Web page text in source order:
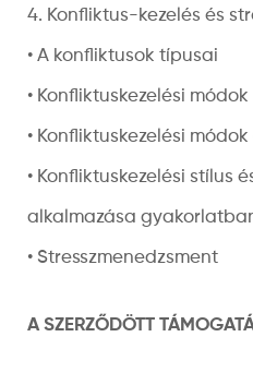
4. Konfliktus-kezelés és
• A konfliktusok típusai
• Konfliktuskezelési módok
• Konfliktuskezelési
• Konfliktuskezelési stílus
alkalmazása
• Stresszmenedzsment
A SZERZŐDÖTT